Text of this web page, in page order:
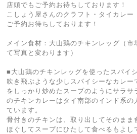
店頭でもご予約お待ちしております！
こしょう屋さんのクラフト・タイカレー
ご予約お待ちしております！
メイン食材：大山鶏のチキンレッグ（市
て写真と変わります）
■大山鶏のチキンレッグを使ったスパイ
吹き飛ぶような少しスパイシーなカレ
をしっかり炒めたスープのようにサラ
のチキンカレーはタイ南部のインド系の
ています。
骨付きのチキンは、取り出してそのまま
ほぐしてスープにひたして食べるもよし